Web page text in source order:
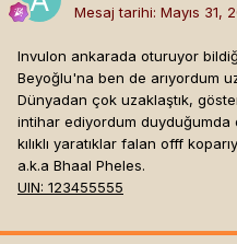
Mesaj tarihi: Mayıs 31,
Invulon ankarada oturuyor
Beyoğlu'na ben de arıyordum
Dünyadan çok uzaklaştık,
intihar ediyordum duyduğumda
kılıklı yaratıklar falan offf
a.k.a Bhaal Pheles.
UIN: 123455555